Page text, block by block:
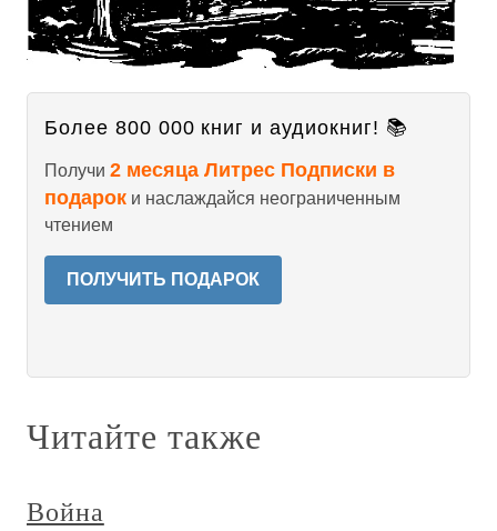
Более 800 000 книг и аудиокниг! 📚
Получи 2 месяца Литрес Подписки в
подарок и наслаждайся неограниченным
чтением
ПОЛУЧИТЬ ПОДАРОК
Читайте также
Война